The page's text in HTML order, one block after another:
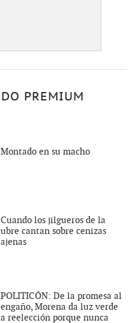
PREMIUM
Montado en su macho
Cuando los jilgueros de la
ubre cantan sobre cenizas
ajenas
POLITICÓN: De la promesa al
engaño, Morena da luz verde
a reelección porque nunca